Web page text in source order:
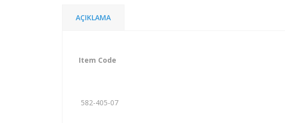
AÇIKLAMA
Item Code
582-405-07